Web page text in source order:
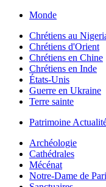
Monde
Chrétiens au
Chrétiens d'Orient
Chrétiens en Chine
Chrétiens en Inde
États-Unis
Guerre en Ukraine
Terre sainte
Patrimoine
Archéologie
Cathédrales
Mécénat
Notre-Dame de